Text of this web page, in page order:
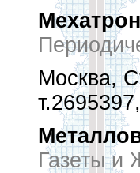
Москва,
т.2695397,
Газеты и